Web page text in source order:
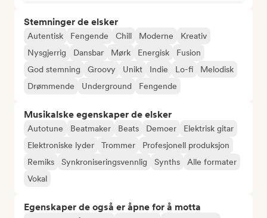
Stemninger de elsker
Autentisk Fengende Chill Moderne
Kreativ
Nysgjerrig
Dansbar Mørk Energisk
Fusion
God stemning
Groovy Unikt Indie Lo-fi
Melodisk
Drømmende
Underground Fengende
Musikalske egenskaper de elsker
Autotune Beatmaker Beats Demoer
Elektrisk gitar
Elektroniske lyder
Trommer
Profesjonell produksjon
Remiks
Synkroniseringsvennlig Synths
Alle formater
Vokal
Egenskaper de også er åpne for å motta